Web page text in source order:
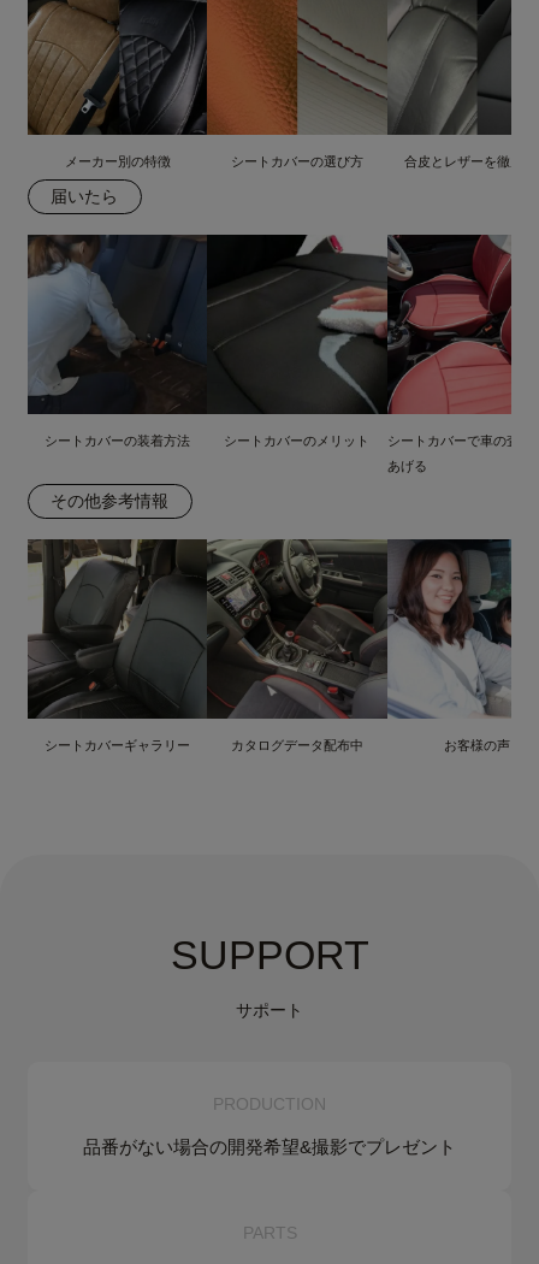
メーカー別の特徴 シートカバーの選び方 合皮とレザーを徹底比
届いたら
シートカバーの装着方法 シートカバーのメリット
シートカバーで車の査定
あげる
その他参考情報
シートカバーギャラリー カタログデータ配布中 お客様の声
SUPPORT
サポート
PRODUCTION
品番がない場合の開発希望&撮影でプレゼント
PARTS